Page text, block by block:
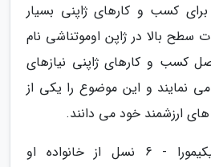
کسب و کارهای ژاپنی بسیار
سطح بالا در ژاپن اوموتناشی نام
کسب و کارهای ژاپنی نیازهای
نمایند و این موضوع را یکی از
ارزشمند خود می دانند.
تصویر: خانم آکمی نیکیمورا - 6 نسل از خانواده او